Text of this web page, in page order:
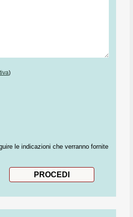
)
le indicazioni che verranno fornite